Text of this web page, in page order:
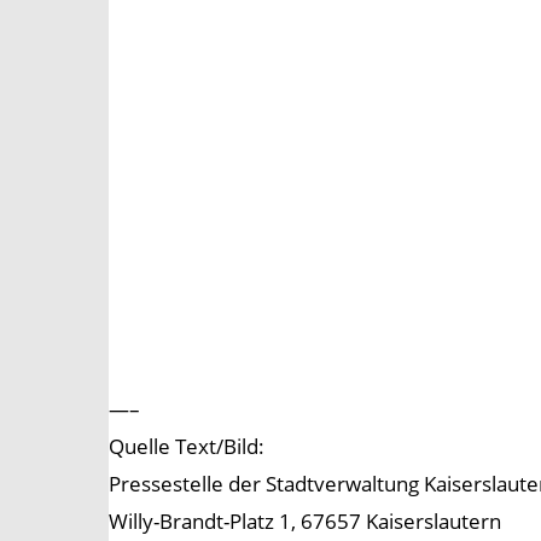
—–
Quelle Text/Bild:
Pressestelle der Stadtverwaltung
Willy-Brandt-Platz 1, 67657 Kaiserslautern